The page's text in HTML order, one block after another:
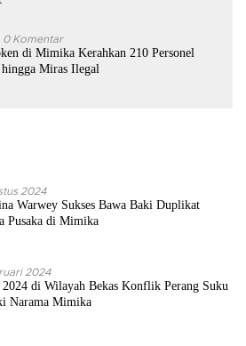
0 Komentar
di Mimika Kerahkan 210 Personel
Miras Ilegal
2024
Warwey Sukses Bawa Baki Duplikat
Pusaka di Mimika
2024
di Wilayah Bekas Konflik Perang Suku
Narama Mimika